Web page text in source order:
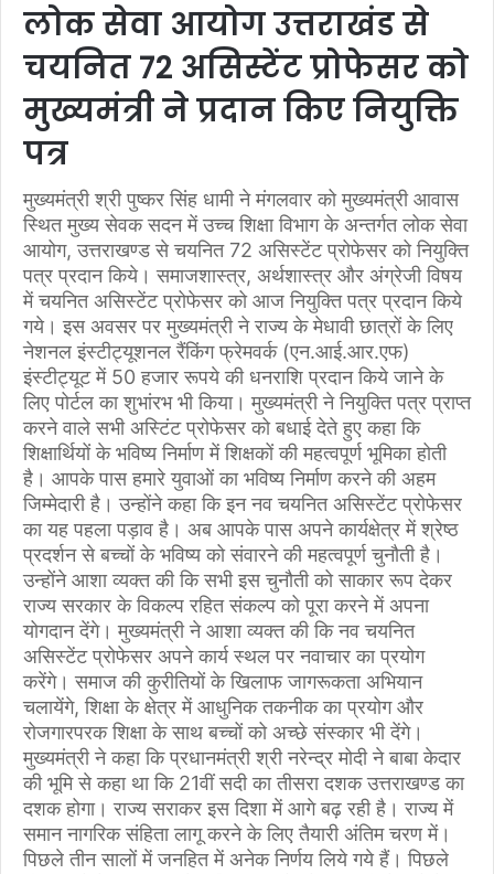
लोक सेवा आयोग उत्तराखंड से
चयनित 72 असिस्टेंट प्रोफेसर को
मुख्यमंत्री ने प्रदान किए नियुक्ति
पत्र
मुख्यमंत्री श्री पुष्कर सिंह धामी ने मंगलवार को मुख्यमंत्री आवास
स्थित मुख्य सेवक सदन में उच्च शिक्षा विभाग के अन्तर्गत लोक सेवा
आयोग, उत्तराखण्ड से चयनित 72 असिस्टेंट प्रोफेसर को नियुक्ति
पत्र प्रदान किये। समाजशास्त्र, अर्थशास्त्र और अंग्रेजी विषय
में चयनित असिस्टेंट प्रोफेसर को आज नियुक्ति पत्र प्रदान किये
गये। इस अवसर पर मुख्यमंत्री ने राज्य के मेधावी छात्रों के लिए
नेशनल इंस्टीट्यूशनल रैंकिंग फ्रेमवर्क (एन.आई.आर.एफ)
इंस्टीट्यूट में 50 हजार रूपये की धनराशि प्रदान किये जाने के
लिए पोर्टल का शुभांरभ भी किया। मुख्यमंत्री ने नियुक्ति पत्र प्राप्त
करने वाले सभी अस्टिंट प्रोफेसर को बधाई देते हुए कहा कि
शिक्षार्थियों के भविष्य निर्माण में शिक्षकों की महत्वपूर्ण भूमिका होती
है। आपके पास हमारे युवाओं का भविष्य निर्माण करने की अहम
जिम्मेदारी है। उन्होंने कहा कि इन नव चयनित असिस्टेंट प्रोफेसर
का यह पहला पड़ाव है। अब आपके पास अपने कार्यक्षेत्र में श्रेष्ठ
प्रदर्शन से बच्चों के भविष्य को संवारने की महत्वपूर्ण चुनौती है।
उन्होंने आशा व्यक्त की कि सभी इस चुनौती को साकार रूप देकर
राज्य सरकार के विकल्प रहित संकल्प को पूरा करने में अपना
योगदान देंगे। मुख्यमंत्री ने आशा व्यक्त की कि नव चयनित
असिस्टेंट प्रोफेसर अपने कार्य स्थल पर नवाचार का प्रयोग
करेंगे। समाज की कुरीतियों के खिलाफ जागरूकता अभियान
चलायेंगे, शिक्षा के क्षेत्र में आधुनिक तकनीक का प्रयोग और
रोजगारपरक शिक्षा के साथ बच्चों को अच्छे संस्कार भी देंगे।
मुख्यमंत्री ने कहा कि प्रधानमंत्री श्री नरेन्द्र मोदी ने बाबा केदार
की भूमि से कहा था कि 21वीं सदी का तीसरा दशक उत्तराखण्ड का
दशक होगा। राज्य सराकर इस दिशा में आगे बढ़ रही है। राज्य में
समान नागरिक संहिता लागू करने के लिए तैयारी अंतिम चरण में।
पिछले तीन सालों में जनहित में अनेक निर्णय लिये गये हैं। पिछले